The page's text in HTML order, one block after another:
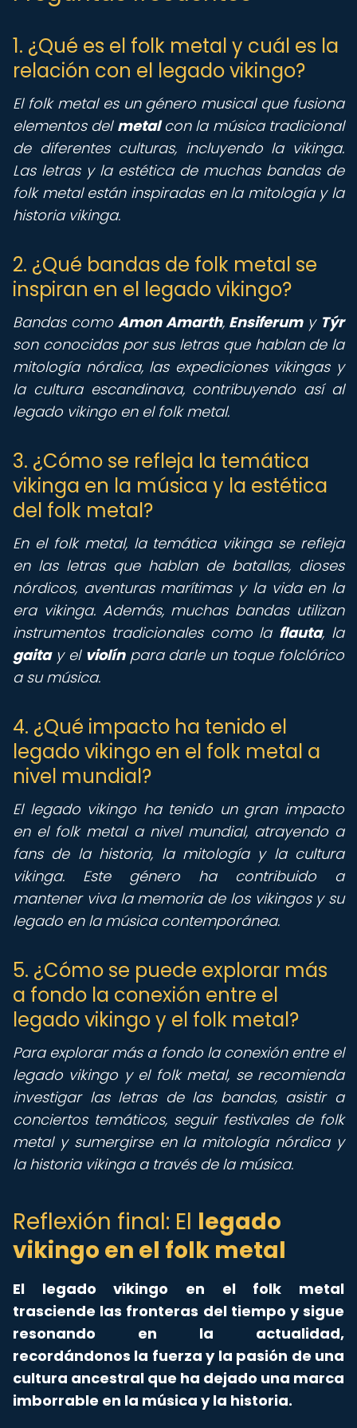
1. ¿Qué es el folk metal y cuál es la
relación con el legado vikingo?
El folk metal es un género musical que fusiona
elementos del metalcon la música tradicional
de diferentes culturas, incluyendo la vikinga.
Las letras y la estética de muchas bandas de
folk metal están inspiradas en la mitología y la
historia vikinga.
2. ¿Qué bandas de folk metal se
inspiran en el legado vikingo?
Bandas como Amon Amarth, Ensiferumy Týr
son conocidas por sus letras que hablan de la
mitología nórdica, las expediciones vikingas y
la cultura escandinava, contribuyendo así al
legado vikingo en el folk metal.
3. ¿Cómo se refleja la temática
vikinga en la música y la estética
del folk metal?
En el folk metal, la temática vikinga se refleja
en las letras que hablan de batallas, dioses
nórdicos, aventuras marítimas y la vida en la
era vikinga. Además, muchas bandas utilizan
instrumentos tradicionales como la flauta, la
gaitay el violínpara darle un toque folclórico
a su música.
4. ¿Qué impacto ha tenido el
legado vikingo en el folk metal a
nivel mundial?
El legado vikingo ha tenido un gran impacto
en el folk metal a nivel mundial, atrayendo a
fans de la historia, la mitología y la cultura
vikinga. Este género ha contribuido a
mantener viva la memoria de los vikingos y su
legado en la música contemporánea.
5. ¿Cómo se puede explorar más
a fondo la conexión entre el
legado vikingo y el folk metal?
Para explorar más a fondo la conexión entre el
legado vikingo y el folk metal, se recomienda
investigar las letras de las bandas, asistir a
conciertos temáticos, seguir festivales de folk
metal y sumergirse en la mitología nórdica y
la historia vikinga a través de la música.
Reflexión final: El legado
vikingo en el folk metal
El legado vikingo en el folk metal
trasciende las fronteras del tiempo y sigue
resonando en la actualidad,
recordándonos la fuerza y la pasión de una
cultura ancestral que ha dejado una marca
imborrable en la música y la historia.